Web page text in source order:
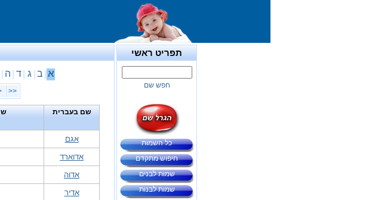
תפריט ראשי
חפש שם
כל השמות
חיפוש מתקדם
שמות לבנים
שמות לבנות
א ב ג ד ה
<<
שם בעברית
אגם
אדוארד
אדוה
אדיר